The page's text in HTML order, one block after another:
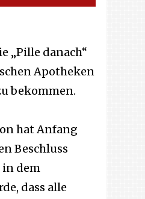
„Pille danach“
Apotheken
bekommen.
hat Anfang
Beschluss
in dem
dass alle